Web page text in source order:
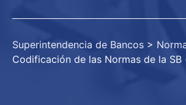
Superintendencia de Bancos >
Codificación de las Normas de la SB